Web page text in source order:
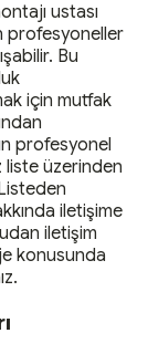
ustası
profesyoneller
Bu
için mutfak
profesyonel
liste üzerinden
iletişime
iletişim
konusunda